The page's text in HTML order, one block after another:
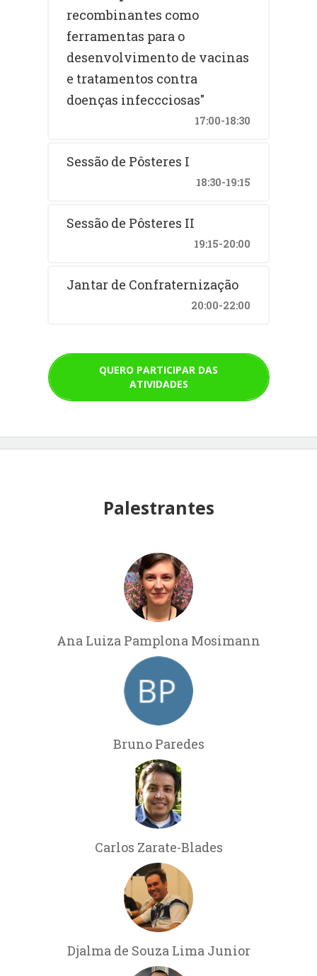
recombinantes como
ferramentas para o
desenvolvimento de vacinas
e tratamentos contra
doenças infeccciosas"
17:00-18:30
Sessão de Pôsteres I
18:30-19:15
Sessão de Pôsteres II
19:15-20:00
Jantar de Confraternização
20:00-22:00
QUERO PARTICIPAR DAS
ATIVIDADES
Palestrantes
Ana Luiza Pamplona Mosimann
Bruno Paredes
Carlos Zarate-Blades
Djalma de Souza Lima Junior